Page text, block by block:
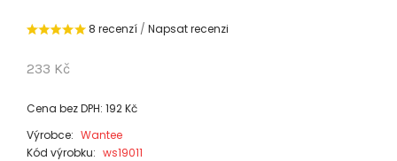
8 recenzí / Napsat recenzi
233 Kč
Cena bez DPH: 192 Kč
Výrobce: Wantee
Kód výrobku: ws19011